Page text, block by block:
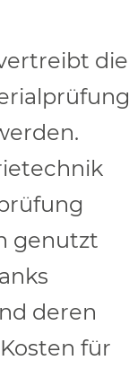
die
genutzt
deren
für